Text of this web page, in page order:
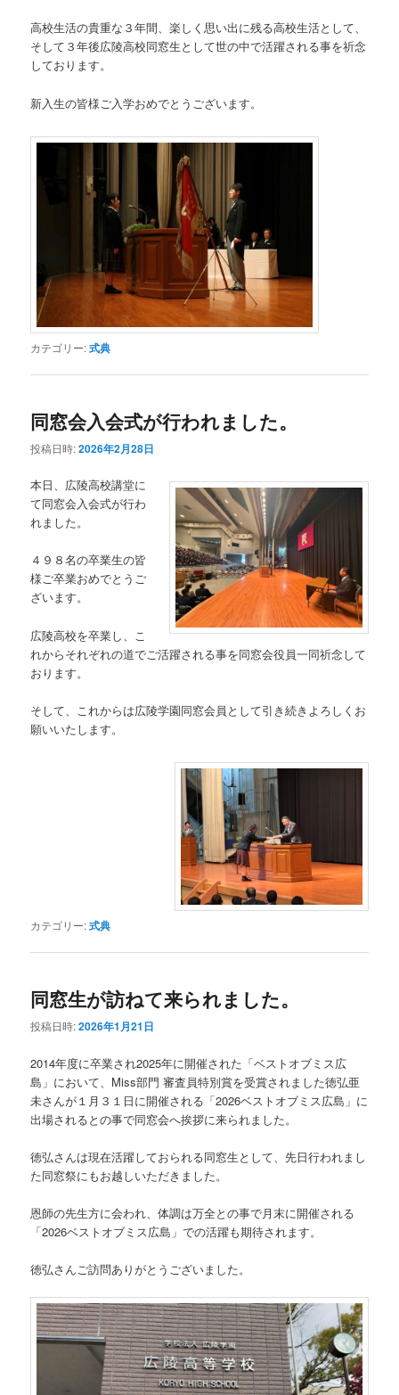
高校生活の貴重な３年間、楽しく思い出に残る高校生活として、
そして３年後広陵高校同窓生として世の中で活躍される事を祈念
しております。
新入生の皆様ご入学おめでとうございます。
カテゴリー:式典
同窓会入会式が行われました。
投稿日時:2026年2月28日
本日、広陵高校講堂に
て同窓会入会式が行わ
れました。
４９８名の卒業生の皆
様ご卒業おめでとうご
ざいます。
広陵高校を卒業し、こ
れからそれぞれの道でご活躍される事を同窓会役員一同祈念して
おります。
そして、これからは広陵学園同窓会員として引き続きよろしくお
願いいたします。
カテゴリー:式典
同窓生が訪ねて来られました。
投稿日時:2026年1月21日
2014年度に卒業され2025年に開催された「ベストオブミス広
島」において、Miss部門 審査員特別賞を受賞されました徳弘亜
未さんが１月３１日に開催される「2026ベストオブミス広島」に
出場されるとの事で同窓会へ挨拶に来られました。
徳弘さんは現在活躍しておられる同窓生として、先日行われまし
た同窓祭にもお越しいただきました。
恩師の先生方に会われ、体調は万全との事で月末に開催される
「2026ベストオブミス広島」での活躍も期待されます。
徳弘さんご訪問ありがとうございました。